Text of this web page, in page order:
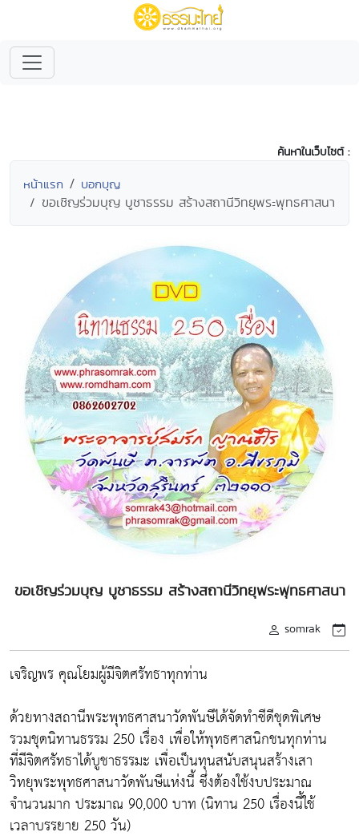
ค้นหาในเว็บไซต์ :
หน้าแรก บอกบุญ
ขอเชิญร่วมบุญ บูชาธรรม สร้างสถานีวิทยุพระพุทธศาสนา
ขอเชิญร่วมบุญ บูชาธรรม สร้างสถานีวิทยุพระพุทธศาสนา
somrak
เจริญพร คุณโยมผู้มีจิตศรัทธาทุกท่าน
ด้วยทางสถานีพระพุทธศาสนาวัดพันษีได้จัดทำซีดีชุดพิเศษ
รวมชุดนิทานธรรม 250 เรื่อง เพื่อให้พุทธศาสนิกชนทุกท่าน
ที่มีจิตศรัทธาได้บูชาธรรมะ เพื่อเป็นทุนสนับสนุนสร้างเสา
วิทยุพระพุทธศาสนาวัดพันษีแห่งนี้ ซึ่งต้องใช้งบประมาณ
จำนวนมาก ประมาณ 90,000 บาท (นิทาน 250 เรื่องนี้ใช้
เวลาบรรยาย 250 วัน)